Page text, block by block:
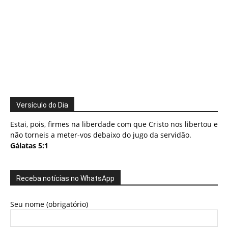
Versículo do Dia
Estai, pois, firmes na liberdade com que Cristo nos libertou e
não torneis a meter-vos debaixo do jugo da servidão.
Gálatas 5:1
Receba notícias no WhatsApp
Seu nome (obrigatório)